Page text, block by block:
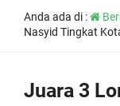
Anda ada di :
Nasyid Tingkat
Juara 3